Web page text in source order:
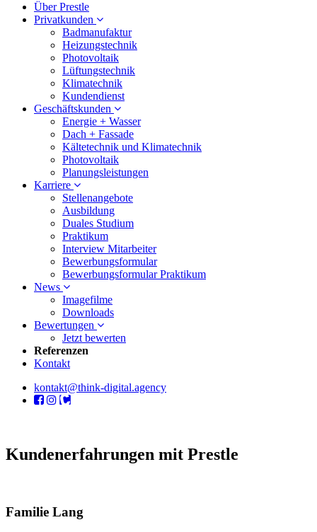
Über Prestle
Privatkunden
Badmanufaktur
Heizungstechnik
Photovoltaik
Lüftungstechnik
Klimatechnik
Kundendienst
Geschäftskunden
Energie + Wasser
Dach + Fassade
Kältetechnik und Klimatechnik
Photovoltaik
Planungsleistungen
Karriere
Stellenangebote
Ausbildung
Duales Studium
Praktikum
Interview Mitarbeiter
Bewerbungsformular
Bewerbungsformular Praktikum
News
Imagefilme
Downloads
Bewertungen
Jetzt bewerten
Referenzen
Kontakt
kontakt@think-digital.agency
Kundenerfahrungen mit Prestle
Familie Lang